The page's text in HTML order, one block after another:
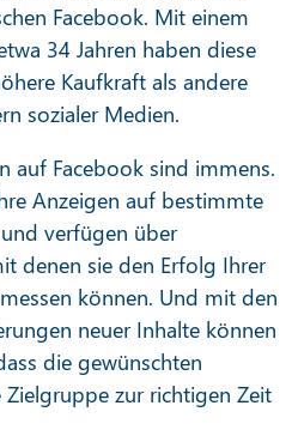
Facebook. Mit einem
34 Jahren haben diese
Kaufkraft als andere
sozialer Medien.
auf Facebook sind immens.
Anzeigen auf bestimmte
verfügen über
denen sie den Erfolg Ihrer
können. Und mit den
neuer Inhalte können
die gewünschten
zur richtigen Zeit